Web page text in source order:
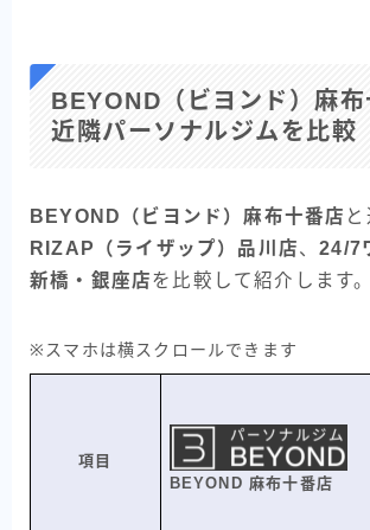
BEYOND（ビヨンド）麻布
近隣パーソナルジムを比較
BEYOND（ビヨンド）麻布十番店
RIZAP（ライザップ）品川店、24/7
新橋・銀座店を比較して紹介します。
※スマホは横スクロールできます
項目
BEYOND 麻布十番店